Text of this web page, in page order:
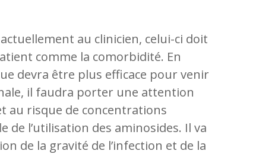
au clinicien, celui-ci doit
comme la comorbidité. En
devra être plus efficace pour venir
il faudra porter une attention
au risque de concentrations
de l’utilisation des aminosides. Il va
de la gravité de l’infection et de la